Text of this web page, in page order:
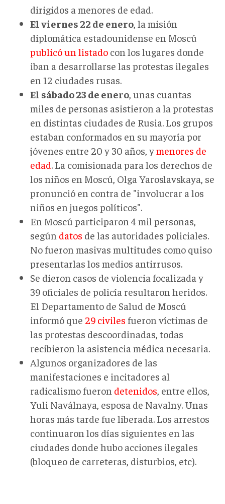
dirigidos a menores de edad.
El viernes 22 de enero , la misión
diplomática estadounidense en Moscú
publicó un listado con los lugares donde
iban a desarrollarse las protestas ilegales
en 12 ciudades rusas.
El sábado 23 de enero , unas cuantas
miles de personas asistieron a la protestas
en distintas ciudades de Rusia. Los grupos
estaban conformados en su mayoría por
jóvenes entre 20 y 30 años, ymenores de
edad. La comisionada para los derechos de
los niños en Moscú, Olga Yaroslavskaya, se
pronunció en contra de "involucrar a los
niños en juegos políticos".
En Moscú participaron 4 mil personas,
según datos de las autoridades policiales.
No fueron masivas multitudes como quiso
presentarlas los medios antirrusos.
Se dieron casos de violencia focalizada y
39 oficiales de policía resultaron heridos.
El Departamento de Salud de Moscú
informó que 29 civiles fueron víctimas de
las protestas descoordinadas, todas
recibieron la asistencia médica necesaria.
Algunos organizadores de las
manifestaciones e incitadores al
radicalismo fueron detenidos , entre ellos,
Yuli Naválnaya, esposa de Navalny. Unas
horas más tarde fue liberada. Los arrestos
continuaron los días siguientes en las
ciudades donde hubo acciones ilegales
(bloqueo de carreteras, disturbios, etc).